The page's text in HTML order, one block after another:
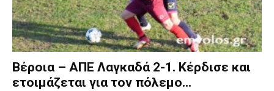
Βέροια – ΑΠΕ Λαγκαδά 2-1. Κέρδισε και
ετοιμάζεται για τον πόλεμο...